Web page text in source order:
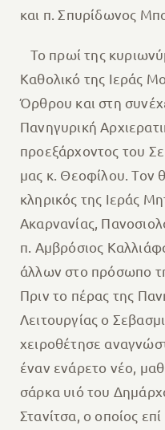
και π. Σπυρίδωνος
Το πρωί της
Καθολικό της Ιεράς
Όρθρου και στη
Πανηγυρική
προεξάρχοντος του
μας κ. Θεοφίλου. Τον
κληρικός της Ιεράς
Ακαρνανίας,
π. Αμβρόσιος
άλλων στο πρόσωπο
Πριν το πέρας της
Λειτουργίας ο
χειροθέτησε
έναν ενάρετο νέο,
σάρκα υιό του
Στανίτσα, ο οποίος